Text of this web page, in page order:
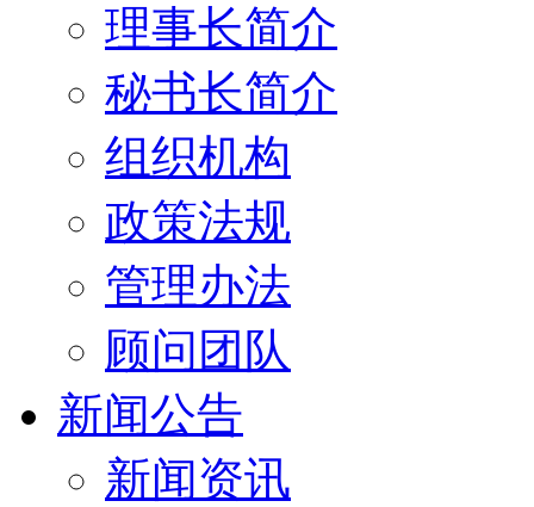
理事长简介
秘书长简介
组织机构
政策法规
管理办法
顾问团队
新闻公告
新闻资讯